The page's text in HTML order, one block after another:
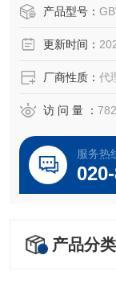
聚苯乙烯700nm
型号
包装 15 mL/瓶
产品型号：
更新时间：
厂商性质： 代
访 问 量 ： 782
服务热
产品分类